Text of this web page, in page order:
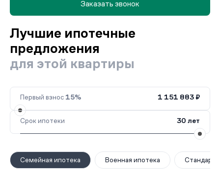
Заказать звонок
Лучшие ипотечные
предложения
для этой квартиры
Первый взнос15% 1 151 883 ₽
Срок ипотеки 30 лет
Семейная ипотека Военная ипотека